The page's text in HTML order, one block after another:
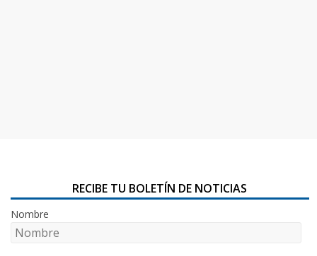
RECIBE TU BOLETÍN DE NOTICIAS
Nombre